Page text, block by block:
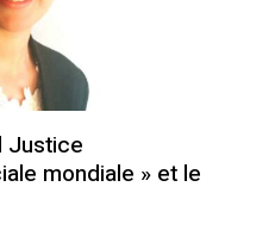
Justice
mondiale » et le